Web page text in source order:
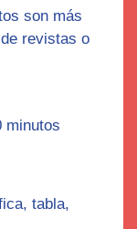
son más
revistas o
minutos
tabla,